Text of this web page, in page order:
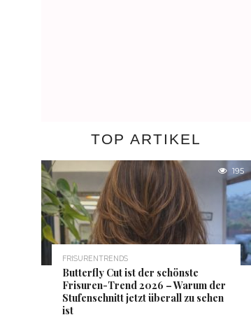
TOP ARTIKEL
195
FRISURENTRENDS
Butterfly Cut ist der schönste
Frisuren-Trend 2026 – Warum der
Stufenschnitt jetzt überall zu sehen
ist